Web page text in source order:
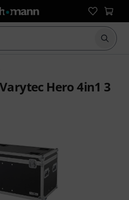
Suche
Hero 4in1 3
aus 9 Kundenbewertungen